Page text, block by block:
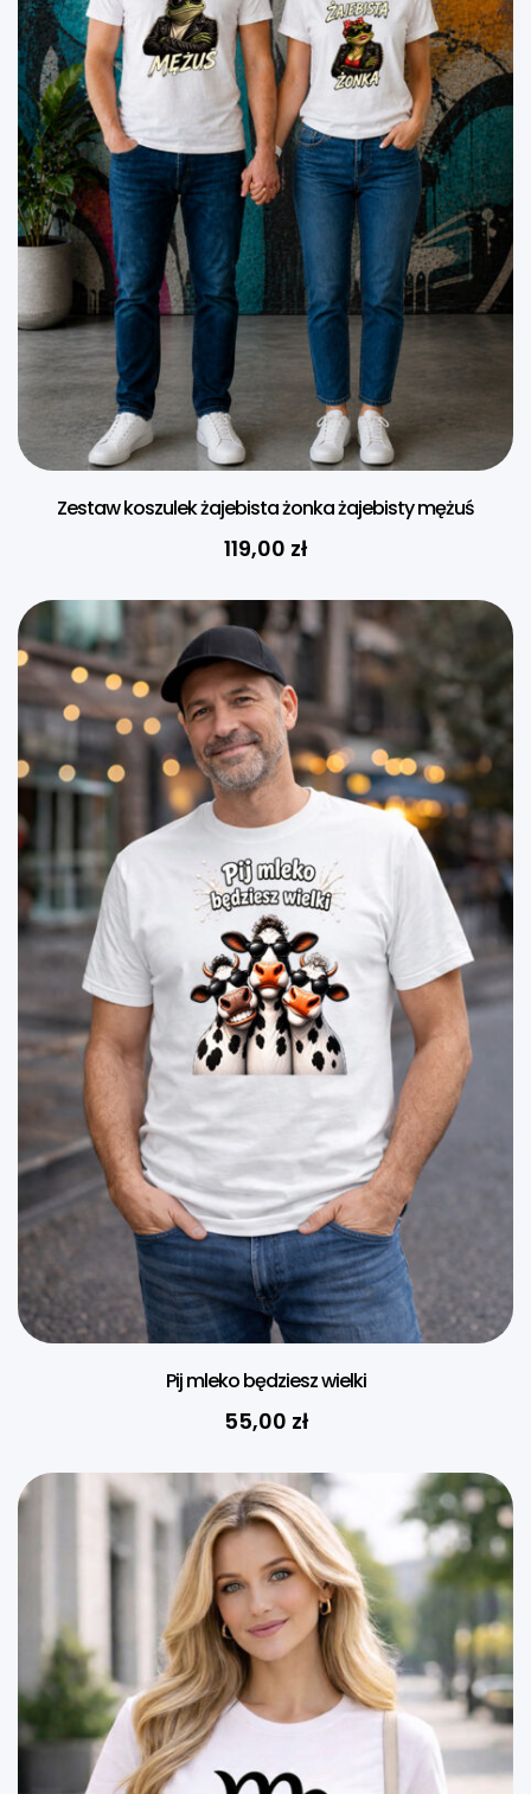
Zestaw koszulek żajebista żonka żajebisty mężuś
119,00 zł
Pij mleko będziesz wielki
55,00 zł